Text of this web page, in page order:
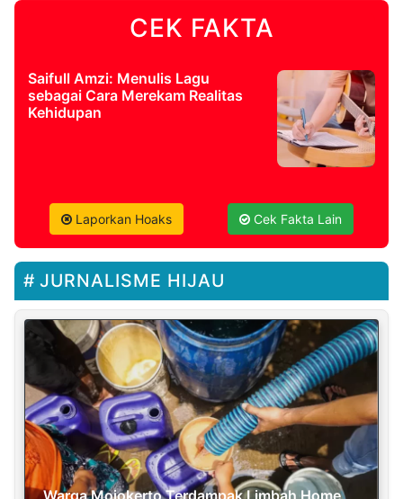
CEK FAKTA
Saifull Amzi: Menulis Lagu
sebagai Cara Merekam Realitas
Kehidupan
Laporkan Hoaks Cek Fakta Lain
JURNALISME HIJAU
Warga Mojokerto Terdampak Limbah Home